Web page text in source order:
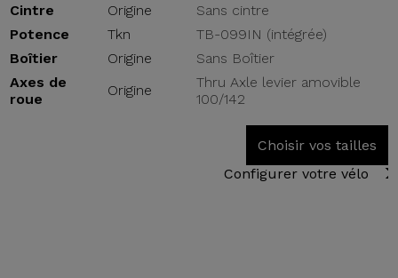
Cintre
Origine
Sans cintre
Potence
Tkn
TB-099IN (intégrée)
Boîtier
Origine
Sans Boîtier
Axes de
roue
Origine
Thru Axle levier amovible
100/142
Choisir vos tailles
Configurer votre vélo